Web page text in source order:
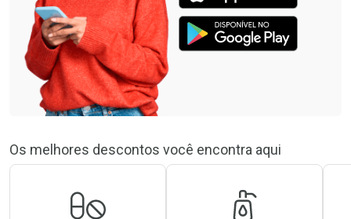
Os melhores descontos você encontra aqui